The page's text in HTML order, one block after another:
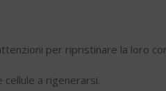
per ripristinare la loro
a rigenerarsi.